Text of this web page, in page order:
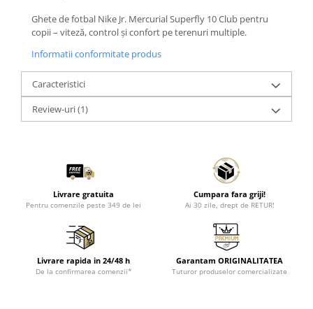
Ghete de fotbal Nike Jr. Mercurial Superfly 10 Club pentru
copii – viteză, control și confort pe terenuri multiple.
Informatii conformitate produs
Caracteristici
Review-uri(1)
Livrare gratuita
Pentru comenzile peste 349 de lei
Cumpara fara griji!
Ai 30 zile, drept de RETUR!
Livrare rapida in 24/48 h
De la confirmarea comenzii*
Garantam ORIGINALITATEA
Tuturor produselor comercializate